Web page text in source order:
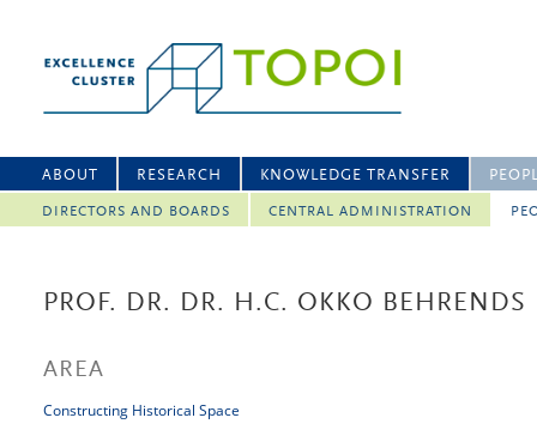
ABOUT RESEARCH KNOWLEDGE TRANSFER
DIRECTORS AND BOARDS CENTRAL ADMINISTRATION
PROF. DR. DR. H.C. OKKO BEHRENDS
AREA
Constructing Historical Space